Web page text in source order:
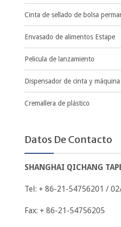
Cinta de sellado de bolsa
Envasado de alimentos Estape
Pelicula de lanzamiento
Dispensador de cinta y
Cremallera de plástico
Datos De Contacto
SHANGHAI QICHANG
Tel: + 86-21-54756201 /
Fax: + 86-21-54756205